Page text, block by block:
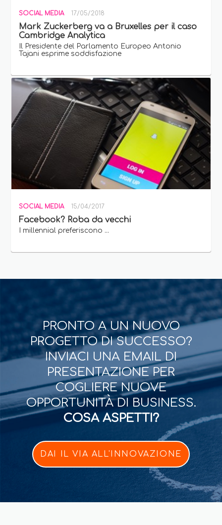
SOCIAL MEDIA 17/05/2018
Mark Zuckerberg va a Bruxelles per il caso
Cambridge Analytica
Il Presidente del Parlamento Europeo Antonio
Tajani esprime soddisfazione
SOCIAL MEDIA 15/04/2017
Facebook? Roba da vecchi
I millennial preferiscono ...
PRONTO A UN NUOVO
PROGETTO DI SUCCESSO?
INVIACI UNA EMAIL DI
PRESENTAZIONE PER
COGLIERE NUOVE
OPPORTUNITÀ DI BUSINESS.
COSA ASPETTI?
DAI IL VIA ALL'INNOVAZIONE